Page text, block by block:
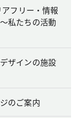
アフリー・情報
私たちの活動
ザインの施設
のご案内